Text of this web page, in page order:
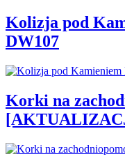
Kolizja pod
DW107
Korki na